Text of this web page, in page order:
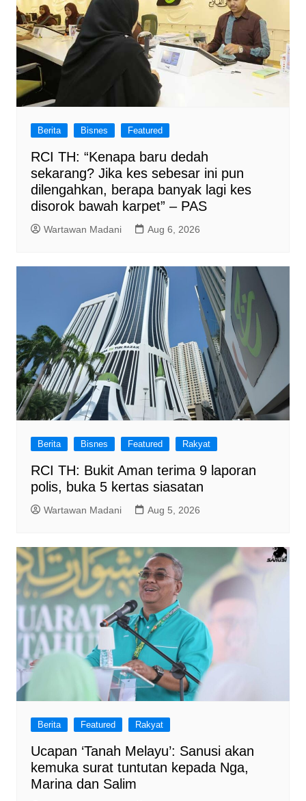
Berita Bisnes Featured
RCI TH: “Kenapa baru dedah
sekarang? Jika kes sebesar ini pun
dilengahkan, berapa banyak lagi kes
disorok bawah karpet” – PAS
Wartawan Madani Aug 6, 2026
Berita Bisnes Featured Rakyat
RCI TH: Bukit Aman terima 9 laporan
polis, buka 5 kertas siasatan
Wartawan Madani Aug 5, 2026
Berita Featured Rakyat
Ucapan ‘Tanah Melayu’: Sanusi akan
kemuka surat tuntutan kepada Nga,
Marina dan Salim